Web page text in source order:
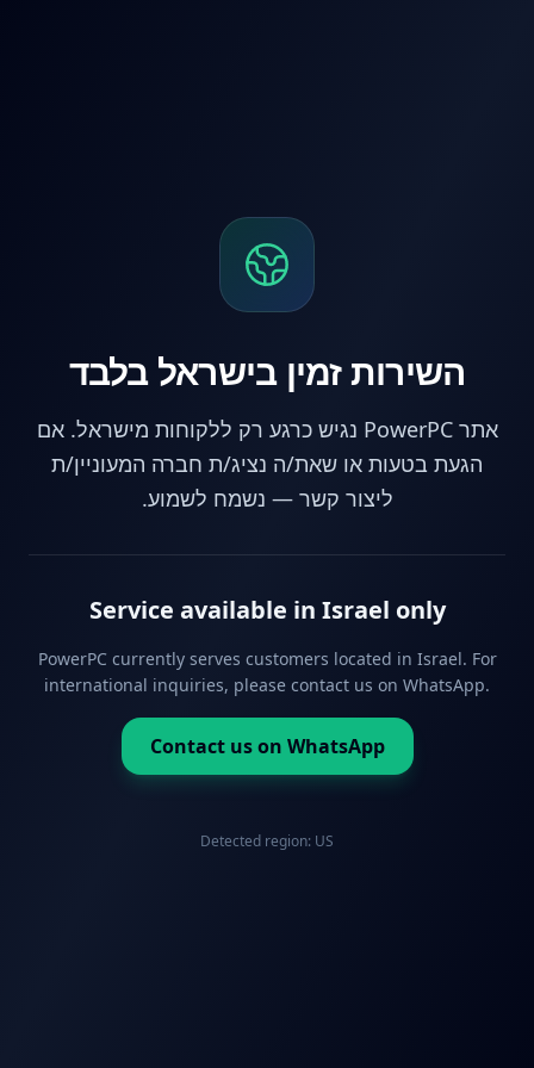
השירות זמין בישראל בלבד
אתר PowerPC נגיש כרגע רק ללקוחות מישראל. אם
הגעת בטעות או שאת/ה נציג/ת חברה המעוניין/ת
ליצור קשר — נשמח לשמוע.
Service available in Israel only
PowerPC currently serves customers located in Israel. For
international inquiries, please contact us on WhatsApp.
Contact us on WhatsApp
Detected region: US